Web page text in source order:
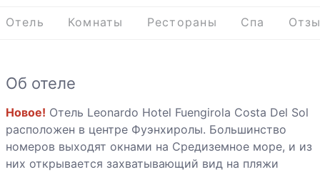
Отель Комнаты Рестораны Спа
Об отеле
Новое! Отель Leonardo Hotel Fuengirola Costa Del Sol
расположен в центре Фуэнхиролы. Большинство
номеров выходят окнами на Средиземное море, и из
них открывается захватывающий вид на пляжи